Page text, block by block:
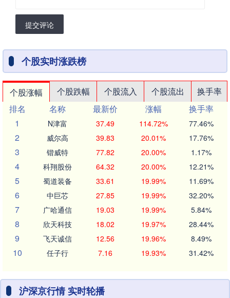
提交评论
个股实时涨跌榜
个股涨幅 个股跌幅 个股流入 个股流出
换手率
排名
名称 最新价 涨幅
换手率
1
N津富 37.49 114.72% 77.46%
2 威尔高 39.83 20.01% 17.76%
3 锴威特 77.82 20.00% 1.17%
4 科翔股份 64.32 20.00% 12.21%
5 蜀道装备 33.61 19.99% 11.69%
6 中巨芯 27.85 19.99% 32.20%
7 广哈通信 19.03 19.99% 5.84%
8 欣天科技 18.02 19.97% 28.44%
9 飞天诚信 12.56 19.96% 8.49%
10 任子行 7.16 19.93% 31.42%
沪深京行情 实时轮播